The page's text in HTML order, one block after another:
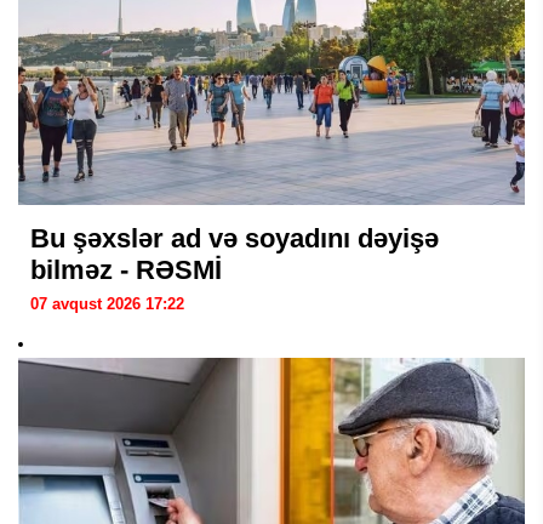
Bu şəxslər ad və soyadını dəyişə
bilməz - RƏSMİ
07 avqust 2026 17:22